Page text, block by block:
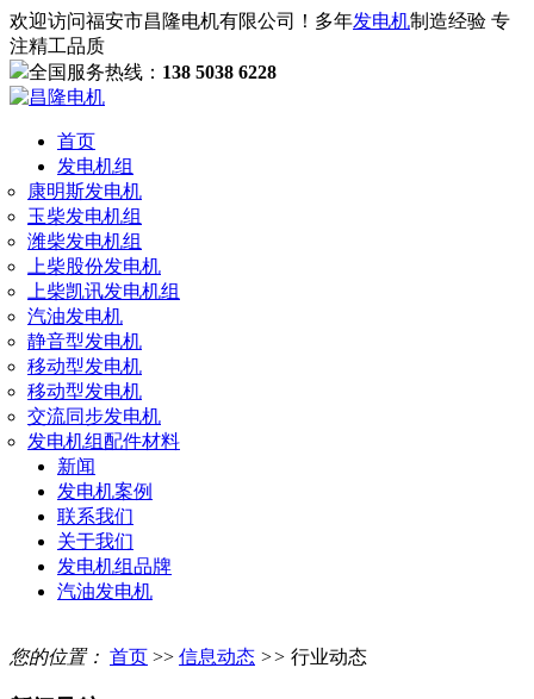
欢迎访问福安市昌隆电机有限公司！多年发电机制造经验 专
注精工品质
全国服务热线： 138 5038 6228
首页
发电机组
康明斯发电机
玉柴发电机组
潍柴发电机组
上柴股份发电机
上柴凯讯发电机组
汽油发电机
静音型发电机
移动型发电机
移动型发电机
交流同步发电机
发电机组配件材料
新闻
发电机案例
联系我们
关于我们
发电机组品牌
汽油发电机
您的位置： 首页 >> 信息动态 >> 行业动态